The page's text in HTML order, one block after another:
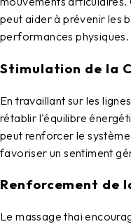
peut aider à prévenir les
performances physiques.
Stimulation de la
En travaillant sur les
rétablir l'équilibre
peut renforcer le
favoriser un sentiment
Renforcement de
Le massage thai